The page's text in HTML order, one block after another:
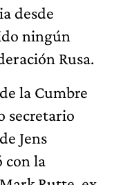
desde
ningún
Rusa.
la Cumbre
secretario
Jens
con la